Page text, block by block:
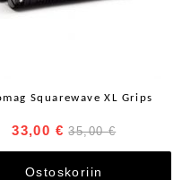
Squarewave XL Grips
33,00 € 35,00 €
Ostoskoriin